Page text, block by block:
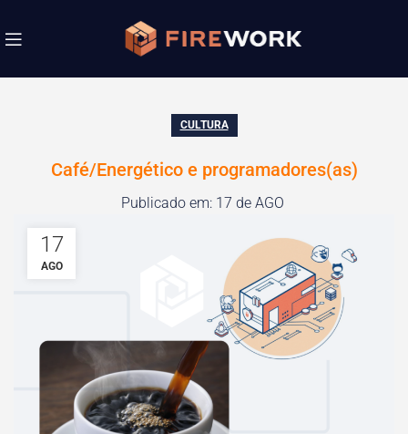
CULTURA
Café/Energético e programadores(as)
Publicado em: 17 de AGO
17
AGO